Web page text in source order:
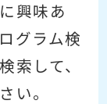
興味あ
グラム検
索して、
い。